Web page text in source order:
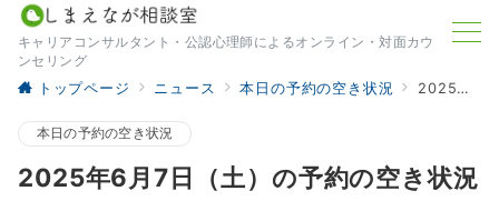
キャリアコンサルタント・公認心理師によるオンライン・対面カウ
ンセリング
トップページ ニュース 本日の予約の空き状況 2025年6月7日（土）の予約の空き状況
本日の予約の空き状況
2025年6月7日（土）の予約の空き状況